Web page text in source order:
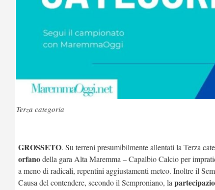
Terza categoria
GROSSETO. Su terreni presumibilmente allentati la Terza
orfanodella gara Alta Maremma – Capalbio Calcio per
a meno di radicali, repentini aggiustamenti meteo. Inoltre il
Causa del contendere, secondo il Semproniano, la